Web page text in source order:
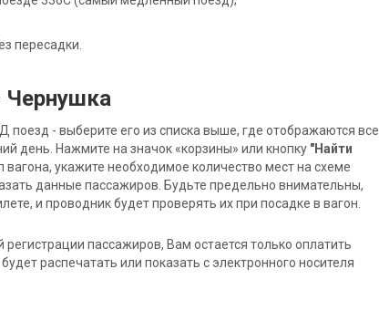
пересадки.
Чернушка
- выберите его из списка выше, где отображаются все
день. Нажмите на значок «корзины» или кнопку "Найти
укажите необходимое количество мест на схеме
данные пассажиров. Будьте предельно внимательны,
и проводник будет проверять их при посадке в вагон.
пассажиров, Вам остается только оплатить
распечатать или показать с электронного носителя